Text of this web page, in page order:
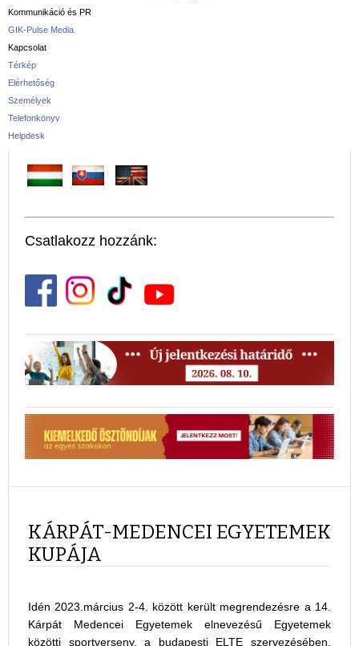
Kommunikáció és PR
GIK-Pulse Media
Kapcsolat
Térkép
Elérhetőség
Személyek
Telefonkönyv
Helpdesk
Csatlakozz hozzánk:
KÁRPÁT-MEDENCEI EGYETEMEK
KUPÁJA
Idén 2023.március 2-4. között került megrendezésre a 14.
Kárpát Medencei Egyetemek elnevezésű Egyetemek
közötti sportverseny, a budapesti ELTE szervezésében.